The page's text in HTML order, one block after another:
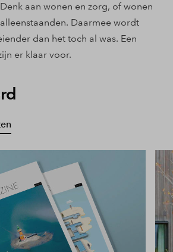
aan wonen en zorg, of wonen
Daarmee wordt
dan het toch al was. Een
er klaar voor.